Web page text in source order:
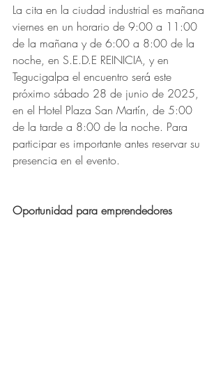
La cita en la ciudad industrial es mañana
viernes en un horario de 9:00 a 11:00
de la mañana y de 6:00 a 8:00 de la
noche, en S.E.D.E REINICIA, y en
Tegucigalpa el encuentro será este
próximo sábado 28 de junio de 2025,
en el Hotel Plaza San Martín, de 5:00
de la tarde a 8:00 de la noche. Para
participar es importante antes reservar su
presencia en el evento.
Oportunidad para emprendedores